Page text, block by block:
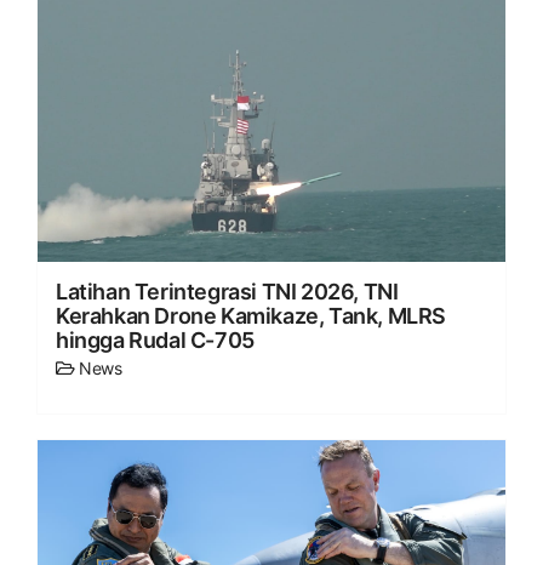
Latihan Terintegrasi TNI 2026, TNI
Kerahkan Drone Kamikaze, Tank, MLRS
hingga Rudal C-705
News